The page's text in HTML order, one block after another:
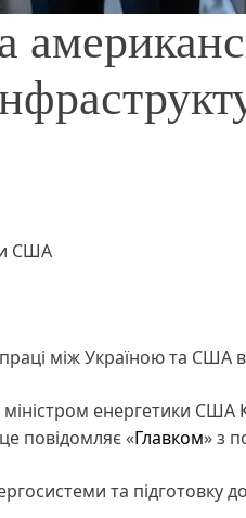
США
між Україною та США
енергетики США
повідомляє «Главком» з
та підготовку